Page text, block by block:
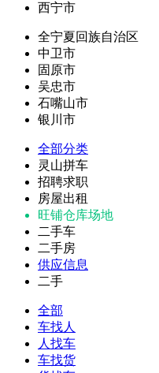
西宁市
全宁夏回族自治区
中卫市
固原市
吴忠市
石嘴山市
银川市
全部分类
灵山拼车
招聘求职
房屋出租
旺铺仓库场地
二手车
二手房
供应信息
二手
全部
车找人
人找车
车找货